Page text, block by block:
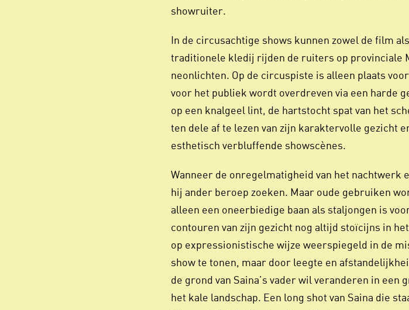
showruiter.
In de circusachtige shows kunnen zowel de film
traditionele kledij rijden de ruiters op provinciale
neonlichten. Op de circuspiste is alleen plaats
voor het publiek wordt overdreven via een harde
op een knalgeel lint, de hartstocht spat van het
ten dele af te lezen van zijn karaktervolle gezicht
esthetisch verbluffende showscènes.
Wanneer de onregelmatigheid van het
hij ander beroep zoeken. Maar oude gebruiken
alleen een oneerbiedige baan als staljongen is
contouren van zijn gezicht nog altijd stoïcijns in
op expressionistische wijze weerspiegeld in de
show te tonen, maar door leegte en
de grond van Saina’s vader wil veranderen in
het kale landschap. Een long shot van Saina die